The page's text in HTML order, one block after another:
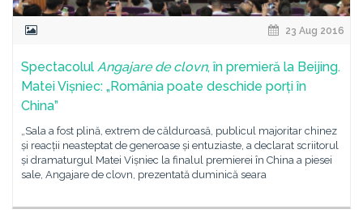
23 Aug 2016
Spectacolul Angajare de clovn, în premieră la Beijing.
Matei Vișniec: „România poate deschide porți în
China”
„Sala a fost plină, extrem de călduroasă, publicul majoritar chinez
și reacții neasteptat de generoase și entuziaste, a declarat scriitorul
și dramaturgul Matei Vișniec la finalul premierei în China a piesei
sale, Angajare de clovn, prezentată duminică seara